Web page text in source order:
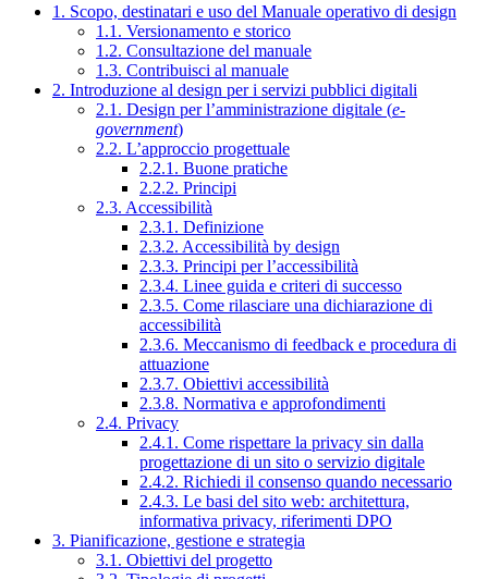
1. Scopo, destinatari e uso del Manuale operativo di design
1.1. Versionamento e storico
1.2. Consultazione del manuale
1.3. Contribuisci al manuale
2. Introduzione al design per i servizi pubblici digitali
2.1. Design per l’amministrazione digitale (e-
government)
2.2. L’approccio progettuale
2.2.1. Buone pratiche
2.2.2. Principi
2.3. Accessibilità
2.3.1. Definizione
2.3.2. Accessibilità by design
2.3.3. Principi per l’accessibilità
2.3.4. Linee guida e criteri di successo
2.3.5. Come rilasciare una dichiarazione di
accessibilità
2.3.6. Meccanismo di feedback e procedura di
attuazione
2.3.7. Obiettivi accessibilità
2.3.8. Normativa e approfondimenti
2.4. Privacy
2.4.1. Come rispettare la privacy sin dalla
progettazione di un sito o servizio digitale
2.4.2. Richiedi il consenso quando necessario
2.4.3. Le basi del sito web: architettura,
informativa privacy, riferimenti DPO
3. Pianificazione, gestione e strategia
3.1. Obiettivi del progetto